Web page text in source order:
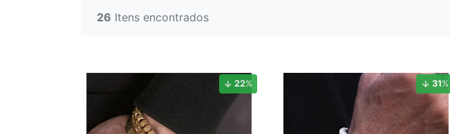
ANÉIS MASCULINOS
ANÉIS DE AÇO
ANÉIS DE TUGSTÊNIO
26 Itens encontrados
22% 31%